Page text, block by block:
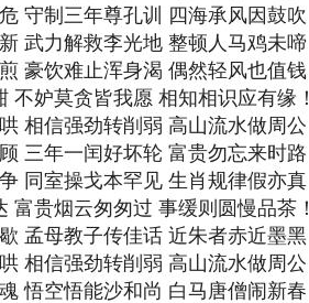
守制三年尊孔训 四海承风因鼓吹
武力解救李光地 整顿人马鸡未啼
豪饮难止浑身渴 偶然轻风也值钱
妒莫贪皆我愿 相知相识应有缘！
相信强劲转削弱 高山流水做周公
三年一闰好坏轮 富贵勿忘来时路
同室操戈本罕见 生肖规律假亦真
贵烟云匆匆过 事缓则圆慢品茶！
孟母教子传佳话 近朱者赤近墨黑
相信强劲转削弱 高山流水做周公
悟空悟能沙和尚 白马唐僧闹新春